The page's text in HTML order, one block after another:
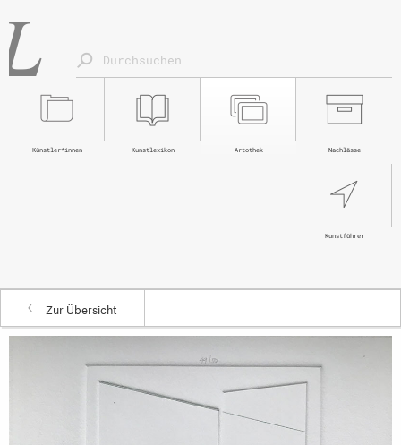
Nachlässe
Artothek
Kunstlexikon
Künstler*innen
Kunstführer
Zur Übersicht